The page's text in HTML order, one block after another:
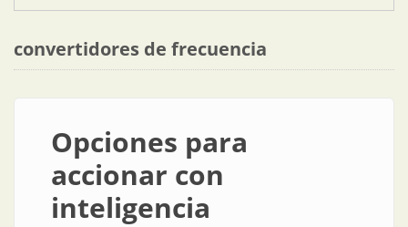
convertidores de frecuencia
Opciones para
accionar con
inteligencia